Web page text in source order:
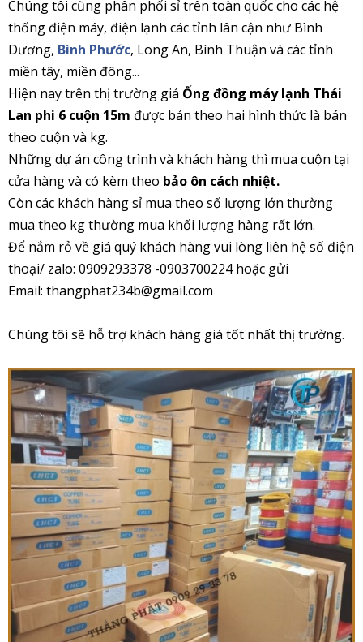
Chúng tôi cũng phân phối sỉ trên toàn quốc cho các hệ
thống điện máy, điện lạnh các tỉnh lân cận như Bình
Dương, Bình Phước, Long An, Bình Thuận và các tỉnh
miền tây, miền đông...
Hiện nay trên thị trường giá Ống đồng máy lạnh Thái
Lan phi 6 cuộn 15m được bán theo hai hình thức là bán
theo cuộn và kg.
Những dự án công trình và khách hàng thì mua cuộn tại
cửa hàng và có kèm theo bảo ôn cách nhiệt.
Còn các khách hàng sỉ mua theo số lượng lớn thường
mua theo kg thường mua khối lượng hàng rất lớn.
Để nắm rỏ về giá quý khách hàng vui lòng liên hệ số điện
thoại/ zalo: 0909293378 -0903700224 hoặc gửi
Email: thangphat234b@gmail.com
Chúng tôi sẽ hỗ trợ khách hàng giá tốt nhất thị trường.